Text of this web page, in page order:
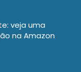
veja uma
na Amazon